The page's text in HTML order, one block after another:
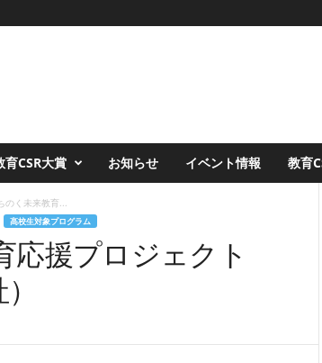
CSR大賞 お知らせ イベント情報 教育
のく未来教育...
高校生対象プログラム
応援プロジェクト